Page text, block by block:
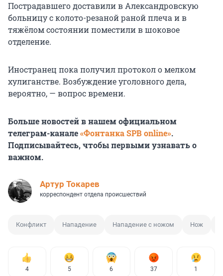
Пострадавшего доставили в Александровскую
больницу с колото-резаной раной плеча и в
тяжёлом состоянии поместили в шоковое
отделение.
Иностранец пока получил протокол о мелком
хулиганстве. Возбуждение уголовного дела,
вероятно, — вопрос времени.
Больше новостей в нашем официальном
телеграм-канале«Фонтанка SPB online».
Подписывайтесь, чтобы первыми узнавать о
важном.
Артур Токарев
корреспондент отдела происшествий
Конфликт Нападение Нападение с ножом Нож
4 5 6 37 1